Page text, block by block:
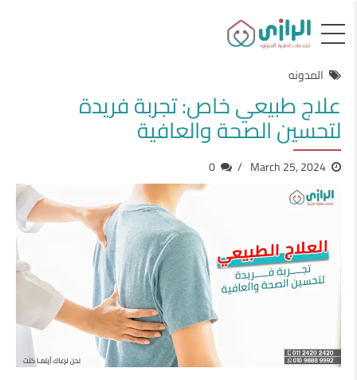
المدونه
علاج طبيعي خاص: تجربة فريدة
لتحسين الصحة والعافية
March 25, 2024
0